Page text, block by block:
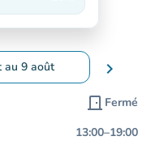
Stable
au 9 août
pour changer de
chevron_right
door_front Fermé
13:00–19:00